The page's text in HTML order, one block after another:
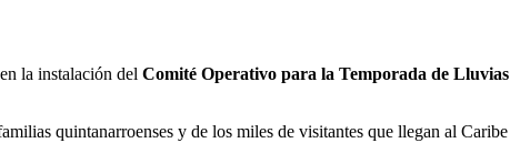
la instalación del Comité Operativo para la Temporada de Lluvias
quintanarroenses y de los miles de visitantes que llegan al Caribe